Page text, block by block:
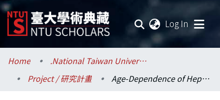
Log In
Communities & Collections
Research Outputs
Home
.National Taiwan University / 國立臺灣大學
Project / 研究計畫
Age-Dependence of Hepatitis B Vi Rus Clearance Depends on the Metabolism and Immune Regulation of Gut Microbiota( I )